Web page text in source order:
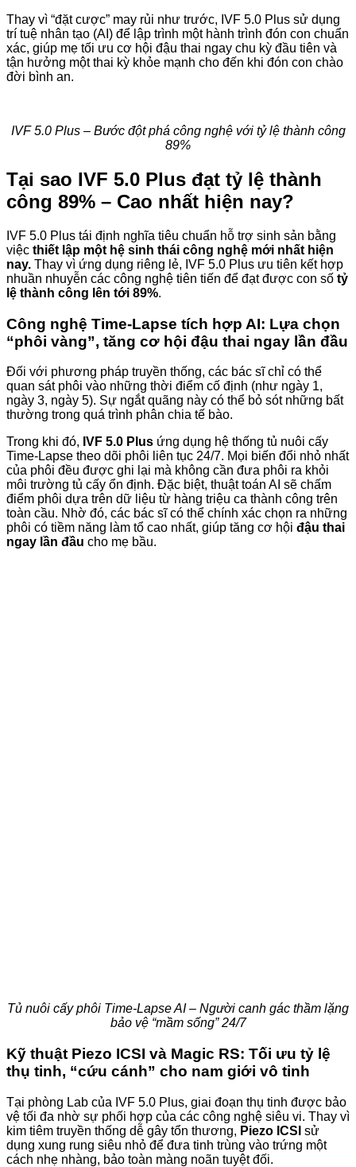
Thay vì “đặt cược” may rủi như trước, IVF 5.0 Plus sử dụng
trí tuệ nhân tạo (AI) để lập trình một hành trình đón con chuẩn
xác, giúp mẹ tối ưu cơ hội đậu thai ngay chu kỳ đầu tiên và
tận hưởng một thai kỳ khỏe mạnh cho đến khi đón con chào
đời bình an.
IVF 5.0 Plus – Bước đột phá công nghệ với tỷ lệ thành công
89%
Tại sao IVF 5.0 Plus đạt tỷ lệ thành
công 89% – Cao nhất hiện nay?
IVF 5.0 Plus tái định nghĩa tiêu chuẩn hỗ trợ sinh sản bằng
việc thiết lập một hệ sinh thái công nghệ mới nhất hiện
nay. Thay vì ứng dụng riêng lẻ, IVF 5.0 Plus ưu tiên kết hợp
nhuần nhuyễn các công nghệ tiên tiến để đạt được con số tỷ
lệ thành công lên tới 89%.
Công nghệ Time-Lapse tích hợp AI: Lựa chọn
“phôi vàng”, tăng cơ hội đậu thai ngay lần đầu
Đối với phương pháp truyền thống, các bác sĩ chỉ có thể
quan sát phôi vào những thời điểm cố định (như ngày 1,
ngày 3, ngày 5). Sự ngắt quãng này có thể bỏ sót những bất
thường trong quá trình phân chia tế bào.
Trong khi đó, IVF 5.0 Plus ứng dụng hệ thống tủ nuôi cấy
Time-Lapse theo dõi phôi liên tục 24/7. Mọi biến đổi nhỏ nhất
của phôi đều được ghi lại mà không cần đưa phôi ra khỏi
môi trường tủ cấy ổn định. Đặc biệt, thuật toán AI sẽ chấm
điểm phôi dựa trên dữ liệu từ hàng triệu ca thành công trên
toàn cầu. Nhờ đó, các bác sĩ có thể chính xác chọn ra những
phôi có tiềm năng làm tổ cao nhất, giúp tăng cơ hội đậu thai
ngay lần đầu cho mẹ bầu.
Tủ nuôi cấy phôi Time-Lapse AI – Người canh gác thầm lặng
bảo vệ “mầm sống” 24/7
Kỹ thuật Piezo ICSI và Magic RS: Tối ưu tỷ lệ
thụ tinh, “cứu cánh” cho nam giới vô tinh
Tại phòng Lab của IVF 5.0 Plus, giai đoạn thụ tinh được bảo
vệ tối đa nhờ sự phối hợp của các công nghệ siêu vi. Thay vì
kim tiêm truyền thống dễ gây tổn thương, Piezo ICSI sử
dụng xung rung siêu nhỏ để đưa tinh trùng vào trứng một
cách nhẹ nhàng, bảo toàn màng noãn tuyệt đối.